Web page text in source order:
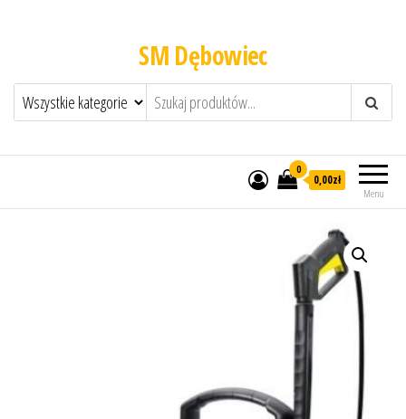
SM Dębowiec
Menu
0
0,00zł